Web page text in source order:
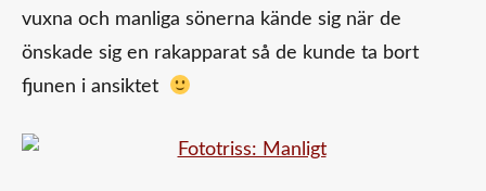
vuxna och manliga sönerna kände sig när de
önskade sig en rakapparat så de kunde ta bort
fjunen i ansiktet